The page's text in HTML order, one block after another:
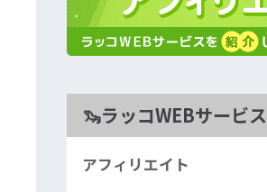
🦦ラッコWEBサービス
アフィリエイト